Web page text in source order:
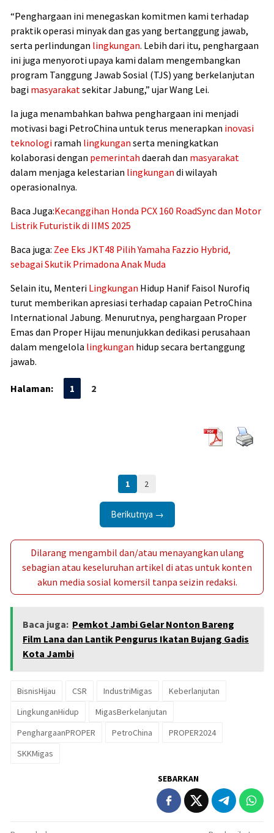
“Penghargaan ini menegaskan komitmen kami terhadap
praktik operasi minyak dan gas yang bertanggung jawab,
serta perlindungan lingkungan. Lebih dari itu, penghargaan
ini juga menyoroti upaya kami dalam mengembangkan
program Tanggung Jawab Sosial (TJS) yang berkelanjutan
bagi masyarakatsekitar Jabung,” ujar Wang Lei.
Ia juga menambahkan bahwa penghargaan ini menjadi
motivasi bagi PetroChina untuk terus menerapkan inovasi
teknologi ramah lingkungan serta meningkatkan
kolaborasi dengan pemerintah daerah dan masyarakat
dalam menjaga kelestarian lingkungan di wilayah
operasionalnya.
Baca Juga:Kecanggihan Honda PCX 160 RoadSync dan Motor
Listrik Futuristik di IIMS 2025
Baca juga: Zee Eks JKT48 Pilih Yamaha Fazzio Hybrid,
sebagai Skutik Primadona Anak Muda
Selain itu, Menteri Lingkungan Hidup Hanif Faisol Nurofiq
turut memberikan apresiasi terhadap capaian PetroChina
International Jabung. Menurutnya, penghargaan Proper
Emas dan Proper Hijau menunjukkan dedikasi perusahaan
dalam mengelola lingkungan hidup secara bertanggung
jawab.
Halaman: 1 2
1 2
Berikutnya →
Dilarang mengambil dan/atau menayangkan ulang
sebagian atau keseluruhan artikel di atas untuk konten
akun media sosial komersil tanpa seizin redaksi.
Baca juga: Pemkot Jambi Gelar Nonton Bareng
Film Lana dan Lantik Pengurus Ikatan Bujang Gadis
Kota Jambi
BisnisHijau CSR IndustriMigas
Keberlanjutan
LingkunganHidup
MigasBerkelanjutan
PenghargaanPROPER
PetroChina
PROPER2024
SKKMigas
SEBARKAN